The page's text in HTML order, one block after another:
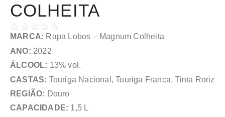
COLHEITA
☆ ☆ ☆ ☆ ☆
MARCA: Rapa Lobos – Magnum Colheita
ANO: 2022
ÁLCOOL: 13% vol.
CASTAS: Touriga Nacional, Touriga Franca, Tinta Roriz
REGIÃO: Douro
CAPACIDADE: 1,5 L